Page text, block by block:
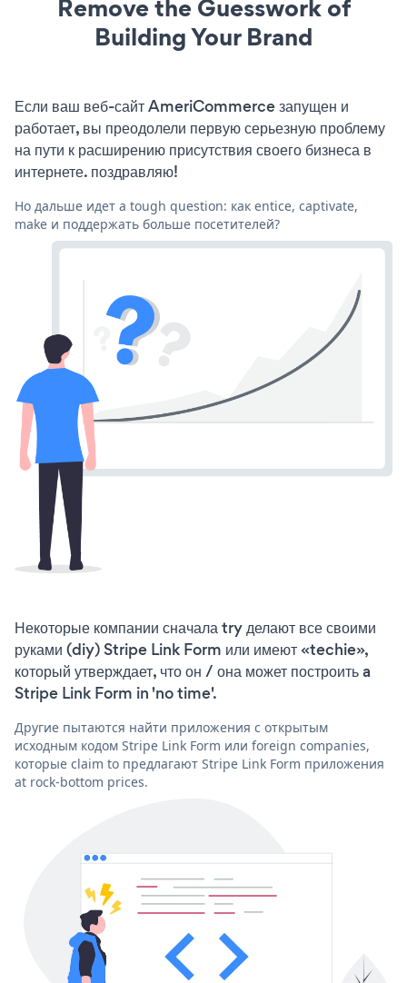
Remove the Guesswork of
Building Your Brand
Если ваш веб-сайт AmeriCommerce запущен и
работает, вы преодолели первую серьезную проблему
на пути к расширению присутствия своего бизнеса в
интернете. поздравляю!
Но дальше идет a tough question: как entice, captivate,
make и поддержать больше посетителей?
Некоторые компании сначала try делают все своими
руками (diy) Stripe Link Form или имеют «techie»,
который утверждает, что он / она может построить a
Stripe Link Form in 'no time'.
Другие пытаются найти приложения с открытым
исходным кодом Stripe Link Form или foreign companies,
которые claim to предлагают Stripe Link Form приложения
at rock-bottom prices.